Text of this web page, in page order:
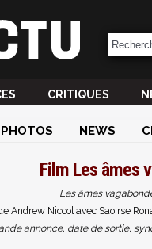
CRITIQUES
PHOTOS NEWS
Film Les âmes
Les âmes
Andrew Niccol avec Saoirse
annonce, date de sortie,